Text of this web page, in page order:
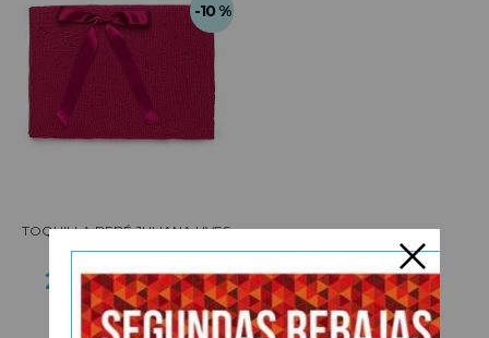
-10 %
TOQUILLA BEBÉ JULIANA UVES
INVIERNO
27,86 €30,95 €